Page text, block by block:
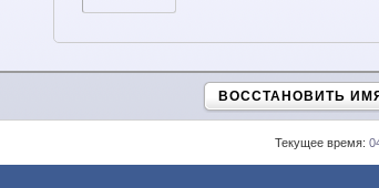
ВОССТАНОВИТЬ
Текущее время: